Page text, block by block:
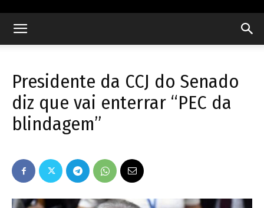
Popular
Presidente da CCJ do Senado
diz que vai enterrar “PEC da
blindagem”